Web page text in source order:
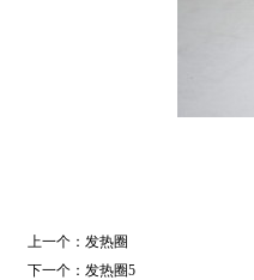
上一个： 发热圈
下一个： 发热圈5